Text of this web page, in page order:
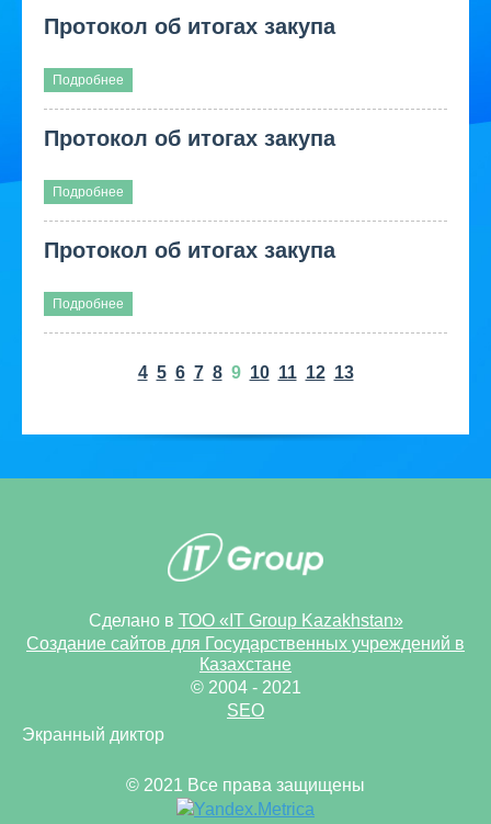
Протокол об итогах закупа
Подробнее
Протокол об итогах закупа
Подробнее
Протокол об итогах закупа
Подробнее
4 5 6 7 8 9 10 11 12 13
Сделано в ТОО «IT Group Kazakhstan»
Создание сайтов для Государственных учреждений в
Казахстане
© 2004 - 2021
SEO
Экранный диктор
© 2021 Все права защищены